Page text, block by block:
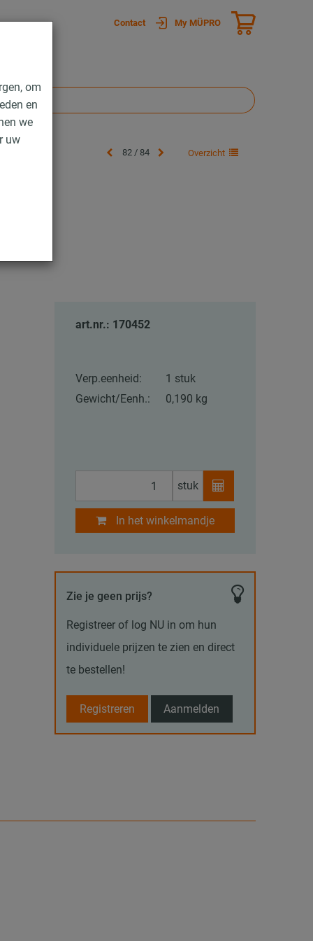
om
en
we
uw
Contact My MÜPRO
82 / 84 Overzicht
art.nr.: 170452
Verp.eenheid:
1 stuk
Gewicht/Eenh.:
0,190 kg
stuk
In het winkelmandje
Zie je geen prijs?
Registreer of log NU in om hun
individuele prijzen te zien en direct
te bestellen!
Registreren Aanmelden